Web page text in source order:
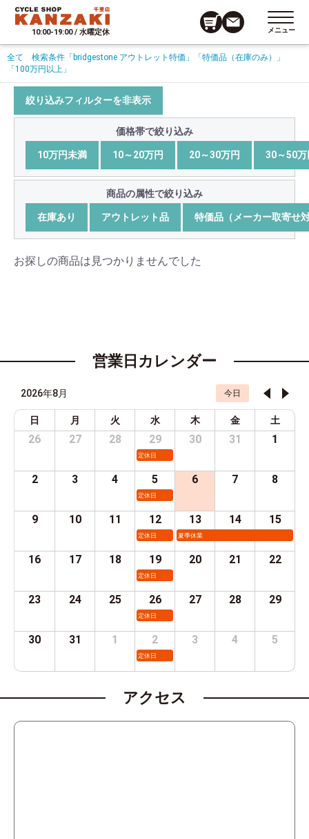
10:00-19:00 / 水曜定休 メニュー
全て 検索条件 「bridgestone アウトレット特価」
「特価品（在庫のみ）」
「100万円以上」
絞り込みフィルターを非表示
価格帯で絞り込み
10万円未満 10～20万円 20～30万円 30～50万
商品の属性で絞り込み
在庫あり アウトレット品 特価品（メーカー取寄せ
お探しの商品は見つかりませんでした
営業日カレンダー
2026年8月 今日
日 月 火 水 木 金 土
26 27 28 29
定休日
30 31 1
2 3 4 5
定休日
6 7 8
9 10 11 12
定休日
13
夏季休業
14 15
16 17 18 19
定休日
20 21 22
23 24 25 26
定休日
27 28 29
30 31 1 2
定休日
3 4 5
アクセス